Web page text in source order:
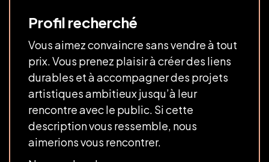
Profil recherché
Vous aimez convaincre sans vendre à tout
prix. Vous prenez plaisir à créer des liens
durables et à accompagner des projets
artistiques ambitieux jusqu’à leur
rencontre avec le public. Si cette
description vous ressemble, nous
aimerions vous rencontrer.